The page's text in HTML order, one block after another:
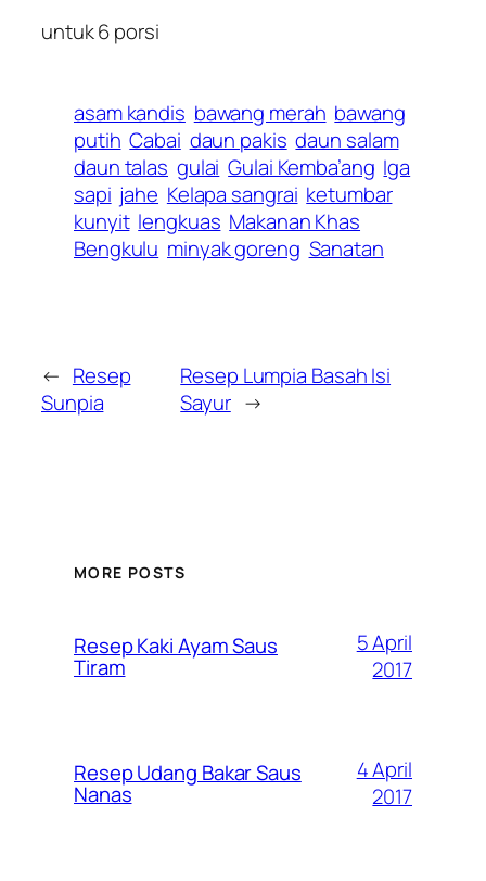
untuk 6 porsi
asam kandis bawang merah bawang
putih Cabai daun pakis daun salam
daun talas gulai Gulai Kemba’ang Iga
sapi jahe Kelapa sangrai ketumbar
kunyit lengkuas Makanan Khas
Bengkulu minyak goreng Sanatan
← Resep
Sunpia
Resep Lumpia Basah Isi
Sayur →
MORE POSTS
Resep Kaki Ayam Saus
Tiram
5 April
2017
Resep Udang Bakar Saus
Nanas
4 April
2017